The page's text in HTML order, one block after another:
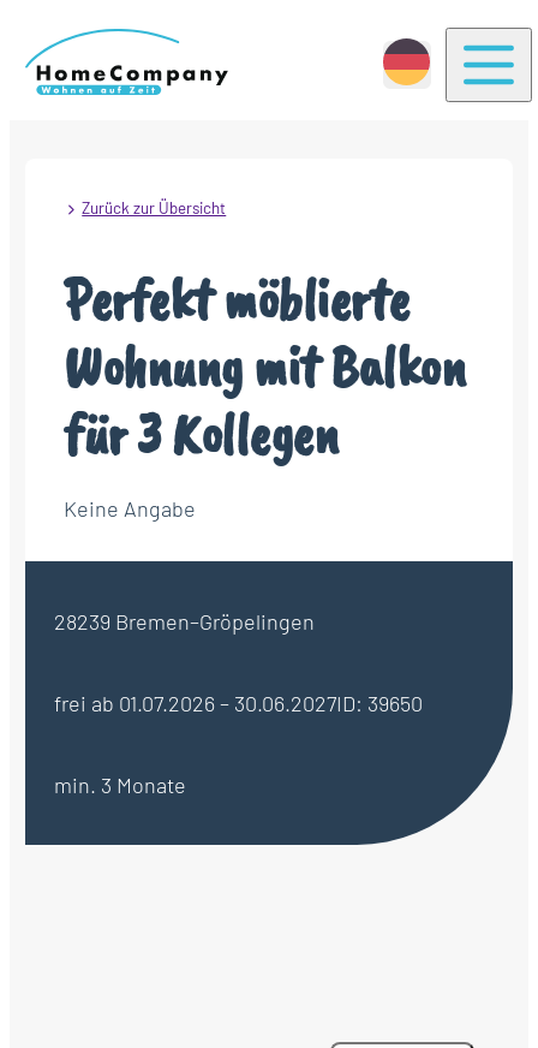
Zurück zur Übersicht
Perfekt möblierte
Wohnung mit Balkon
für 3 Kollegen
Keine Angabe
28239 Bremen–Gröpelingen
frei ab 01.07.2026 – 30.06.2027ID: 39650
min. 3 Monate